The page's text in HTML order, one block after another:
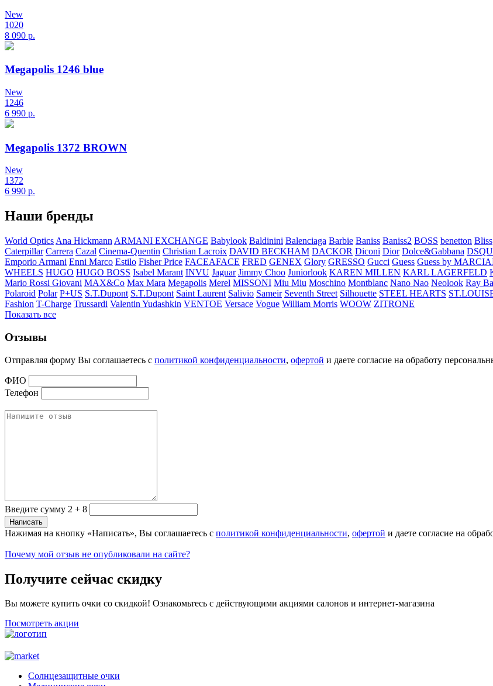
New
1020
8 090 р.
Megapolis 1246 blue
New
1246
6 990 р.
Megapolis 1372 BROWN
New
1372
6 990 р.
Наши бренды
World Optics Ana Hickmann ARMANI EXCHANGE Babylook Baldinini Balenciaga Barbie Baniss Baniss2 BOSS benetton Bliss
Caterpillar Carrera Cazal Cinema-Quentin Christian Lacroix DAVID BECKHAM DACKOR Diconi Dior Dolce&Gabbana
Emporio Armani Enni Marco Estilo Fisher Price FACEAFACE FRED GENEX Glory GRESSO Gucci Guess Guess by
WHEELS HUGO HUGO BOSS Isabel Marant INVU Jaguar Jimmy Choo Juniorlook KAREN MILLEN KARL LAGERFELD
Mario Rossi Giovani MAX&Co Max Mara Megapolis Merel MISSONI Miu Miu Moschino Montblanc Nano Nao Neolook Ray
Polaroid Polar P+US S.T.Dupont S.T.Dupont Saint Laurent Salivio Sameir Seventh Street Silhouette STEEL HEARTS
Fashion T-Charge Trussardi Valentin Yudashkin VENTOE Versace Vogue William Morris WOOW ZITRONE
Показать все
Отзывы
Отправляя форму Вы соглашаетесь с политикой конфиденциальности, офертой и даете согласие на обработу
ФИО
Телефон
Введите сумму 2 + 8
Нажимая на кнопку «Написать», Вы соглашаетесь с политикой конфиденциальности, офертой и даете согласие на
Почему мой отзыв не опубликовали на сайте?
Получите сейчас скидку
Вы можете купить очки со скидкой! Ознакомьтесь с действующими акциями салонов и интернет-магазина
Посмотреть акции
Солнцезащитные очки